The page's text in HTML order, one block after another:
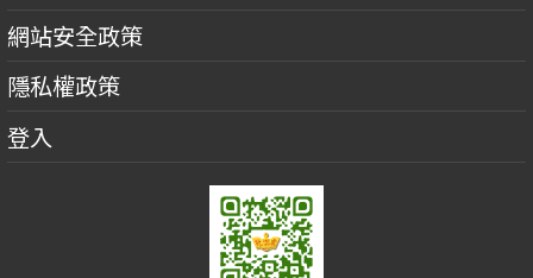
網站安全政策
隱私權政策
登入